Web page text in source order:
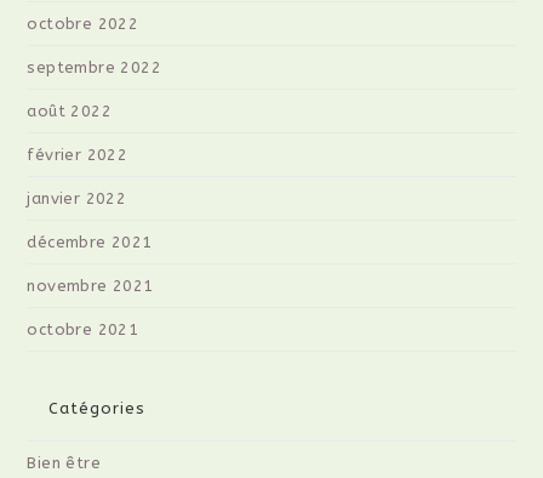
octobre 2022
septembre 2022
août 2022
février 2022
janvier 2022
décembre 2021
novembre 2021
octobre 2021
Catégories
Bien être